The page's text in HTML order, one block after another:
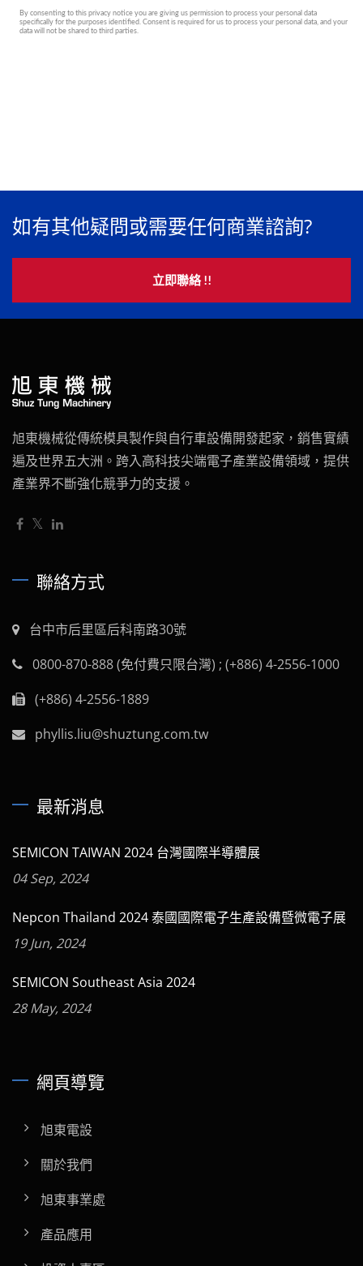
如有其他疑問或需要任何商業諮詢?
立即聯絡 !!
旭東機械從傳統模具製作與自行車設備開發起家，銷售實績
遍及世界五大洲。跨入高科技尖端電子產業設備領域，提供
產業界不斷強化競爭力的支援。
聯絡方式
台中市后里區后科南路30號
0800-870-888 (免付費只限台灣) ; (+886) 4-2556-1000
(+886) 4-2556-1889
phyllis.liu@shuztung.com.tw
最新消息
SEMICON TAIWAN 2024 台灣國際半導體展
04 Sep, 2024
Nepcon Thailand 2024 泰國國際電子生產設備暨微電子展
19 Jun, 2024
SEMICON Southeast Asia 2024
28 May, 2024
網頁導覽
旭東電設
關於我們
旭東事業處
產品應用